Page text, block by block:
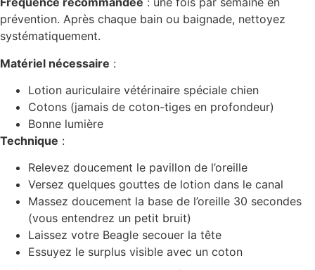
prévention. Après chaque bain ou baignade, nettoyez
systématiquement.
Matériel nécessaire :
Lotion auriculaire vétérinaire spéciale chien
Cotons (jamais de coton-tiges en profondeur)
Bonne lumière
Technique :
Relevez doucement le pavillon de l’oreille
Versez quelques gouttes de lotion dans le canal
Massez doucement la base de l’oreille 30 secondes
(vous entendrez un petit bruit)
Laissez votre Beagle secouer la tête
Essuyez le surplus visible avec un coton